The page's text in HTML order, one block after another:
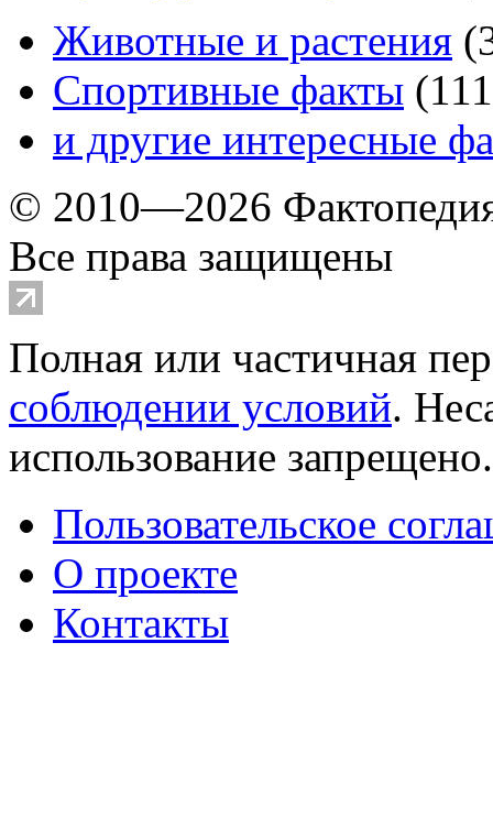
Животные и растения (
Спортивные факты (111
и другие интересные
© 2010—2026
Все права защищены
Полная или частичная
соблюдении условий.
использование
Пользовательское
О проекте
Контакты